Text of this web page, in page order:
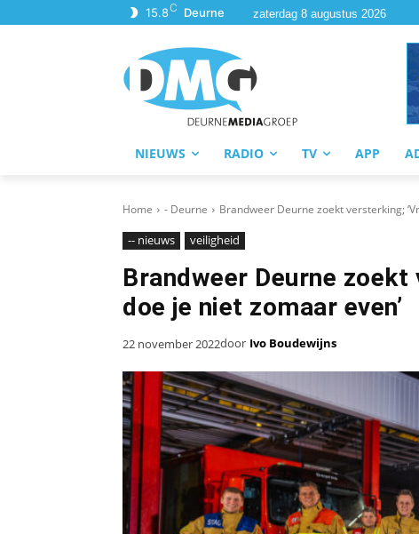
15.8C Deurne zaterdag 8 augustus 2026
NIEUWS RADIO TV APP
Home - Deurne Brandweer Deurne zoekt versterking;
-- nieuws veiligheid
Brandweer Deurne
doe je niet zomaar even’
22 november 2022door Ivo Boudewijns